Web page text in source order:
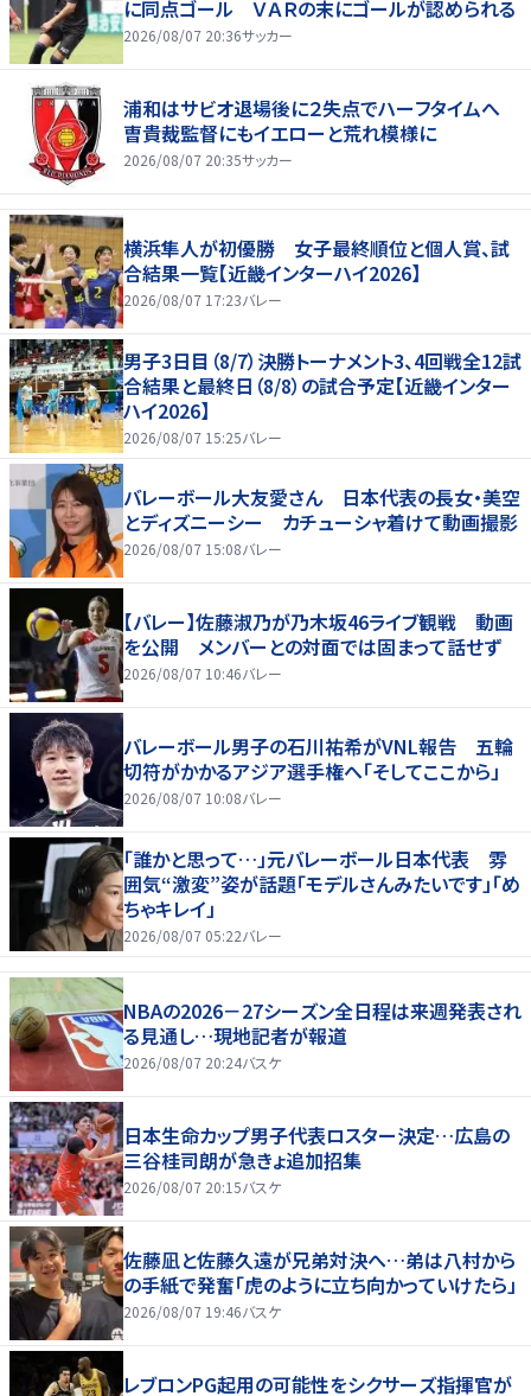
に同点ゴール ＶＡＲの末にゴールが認められる
2026/08/07 20:36サッカー
浦和はサビオ退場後に２失点でハーフタイムへ
曺貴裁監督にもイエローと荒れ模様に
2026/08/07 20:35サッカー
横浜隼人が初優勝 女子最終順位と個人賞、試
合結果一覧【近畿インターハイ2026】
2026/08/07 17:23バレー
男子3日目（8/7）決勝トーナメント3、4回戦全12試
合結果と最終日（8/8）の試合予定【近畿インター
ハイ2026】
2026/08/07 15:25バレー
バレーボール大友愛さん 日本代表の長女・美空
とディズニーシー カチューシャ着けて動画撮影
2026/08/07 15:08バレー
【バレー】佐藤淑乃が乃木坂46ライブ観戦 動画
を公開 メンバーとの対面では固まって話せず
2026/08/07 10:46バレー
バレーボール男子の石川祐希がVNL報告 五輪
切符がかかるアジア選手権へ「そしてここから」
2026/08/07 10:08バレー
「誰かと思って…」元バレーボール日本代表 雰
囲気“激変”姿が話題「モデルさんみたいです」「め
ちゃキレイ」
2026/08/07 05:22バレー
NBAの2026－27シーズン全日程は来週発表され
る見通し…現地記者が報道
2026/08/07 20:24バスケ
日本生命カップ男子代表ロスター決定…広島の
三谷桂司朗が急きょ追加招集
2026/08/07 20:15バスケ
佐藤凪と佐藤久遠が兄弟対決へ…弟は八村から
の手紙で発奮「虎のように立ち向かっていけたら」
2026/08/07 19:46バスケ
レブロンPG起用の可能性をシクサーズ指揮官が